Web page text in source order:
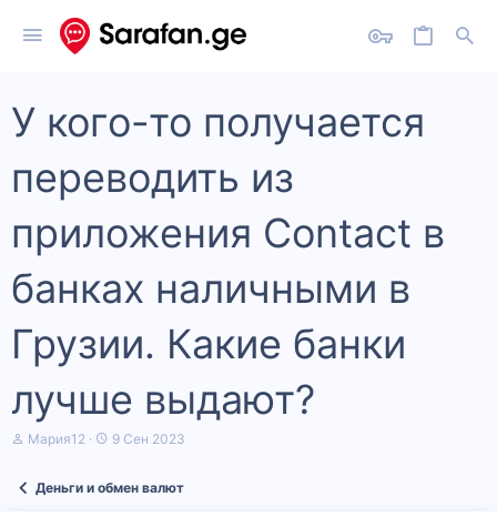
У кого-то получается
переводить из
приложения Contact в
банках наличными в
Грузии. Какие банки
лучше выдают?
А
Мария12
Д
а
9 Сен 2023
Деньги и обмен валют